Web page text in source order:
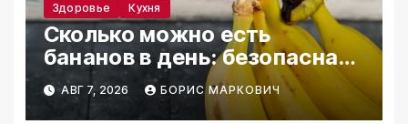
Здоровье Кухня
Сколько можно есть
бананов в день: безопасная
норма
АВГ 7, 2026 БОРИС МАРКОВИЧ